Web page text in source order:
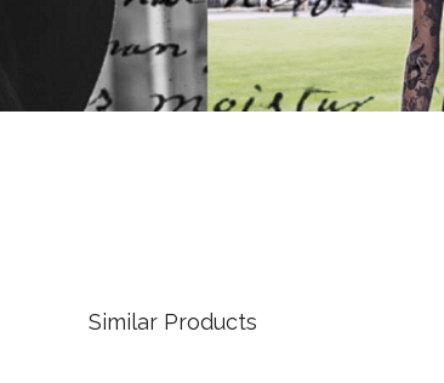
Similar Products